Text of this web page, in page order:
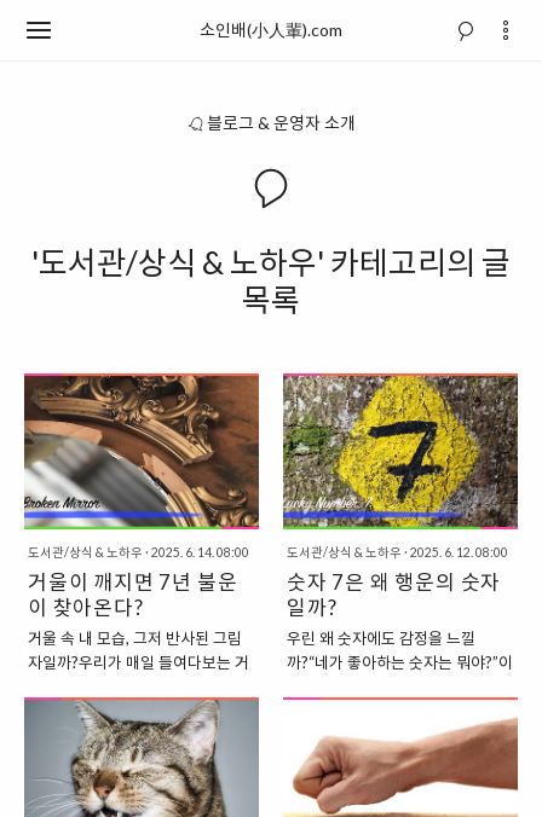
소인배(小人輩).com
블로그 & 운영자 소개
'도서관/상식 & 노하우' 카테고리의 글
목록
도서관/상식 & 노하우 · 2025. 6. 14. 08:00
거울이 깨지면 7년 불운
이 찾아온다?
거울 속 내 모습, 그저 반사된 그림
자일까?우리가 매일 들여다보는 거
기도 하지만,예로부터 사람들은 거
울 속에는 ‘영혼’이 비친다고 믿어왔
어.그래서일까?거울이 깨지면 불운
이 온다,게다가 그 불운은 무려 7년
이나 간다는 말까지 생겨났지.도대
도서관/상식 & 노하우 · 2025. 6. 12. 08:00
숫자 7은 왜 행운의 숫자
일까?
우린 왜 숫자에도 감정을 느낄
까?“네가 좋아하는 숫자는 뭐야?”이
첨 번호를 고를 때,비밀번호를 만들
때,게임에서 ‘럭키 세븐(Lucky 7)’
보너스를 받을 때—이 숫자는 마치
운 좋은 기운을 몰고 오는 존재처럼